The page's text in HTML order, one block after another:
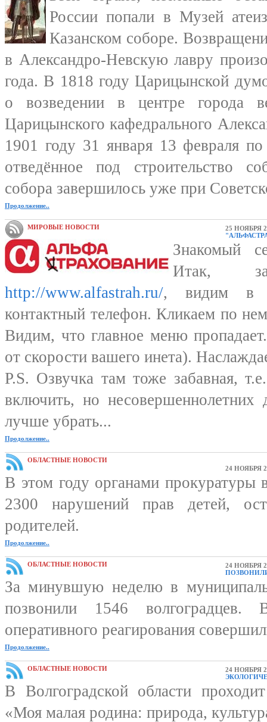
России попали в Музей
Казанском соборе.
в Александро-Невскую лавру
года. В 1818 году Царицынской
о возведении в центре города
Царицынского кафедрального
1901 году 31 января 13 февраля
отведённое под строительство
собора завершилось уже при
Продолжение..
МИРОВЫЕ НОВОСТИ
25 НОЯБРЯ
Знакомый
Итак,
http://www.alfastrah.ru/, видим в
контактный телефон. Кликаем по
Видим, что главное меню
от скорости вашего инета).
P.S. Озвучка там тоже забавная,
включить, но несовершеннолетних
лучше убрать...
Продолжение..
ОБЛАСТНЫЕ НОВОСТИ
24 НОЯБРЯ
В этом году органами прокуратуры
2300 нарушений прав детей,
родителей.
Продолжение..
ОБЛАСТНЫЕ НОВОСТИ
24 НОЯБРЯ
За минувшую неделю в
позвонили 1546
оперативного реагирования
Продолжение..
ОБЛАСТНЫЕ НОВОСТИ
24 НОЯБРЯ
В Волгоградской области
«Моя малая родина: природа,